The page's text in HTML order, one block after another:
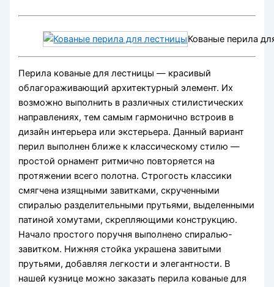
Кованые перила
Перила кованые для лестницы — красивый
облагораживающий архитектурный элемент. Их
возможно выполнить в различных стилистических
направлениях, тем самым гармонично встроив в
дизайн интерьера или экстерьера. Данный вариант
перил выполнен ближе к классическому стилю —
простой орнамент ритмично повторяется на
протяжении всего полотна. Строгость классики
смягчена изящными завитками, скрученными
спиралью разделительными прутьями, выделенными
патиной хомутами, скрепляющими конструкцию.
Начало простого поручня выполнено спиралью-
завитком. Нижняя стойка украшена завитыми
прутьями, добавляя легкости и элегантности. В
нашей кузнице можно заказать перила кованые для